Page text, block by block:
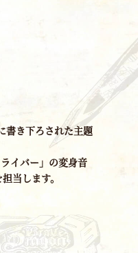
き下ろされた主題
イバー」の変身音
当します。